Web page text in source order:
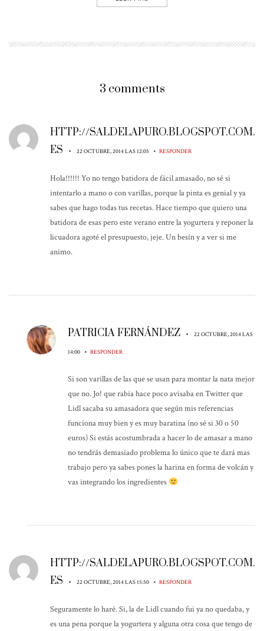
3 comments
HTTP://SALDELAPURO.BLOGSPOT.COM.
ES
• 22 OCTUBRE, 2014 LAS 12:05 • RESPONDER
Hola!!!!!! Yo no tengo batidora de fácil amasado, no sé si
intentarlo a mano o con varillas, porque la pinta es genial y ya
sabes que hago todas tus recetas. Hace tiempo que quiero una
batidora de esas pero este verano entre la yogurtera y reponer la
licuadora agoté el presupuesto, jeje. Un besín y a ver si me
animo.
PATRICIA FERNÁNDEZ • 22 OCTUBRE, 2014 LAS
14:00 • RESPONDER
Si son varillas de las que se usan para montar la nata mejor
que no. Jo! que rabia hace poco avisaba en Twitter que
Lidl sacaba su amasadora que según mis referencias
funciona muy bien y es muy baratina (no sé si 30 o 50
euros) Si estás acostumbrada a hacer lo de amasar a mano
no tendrás demasiado problema lo único que te dará mas
trabajo pero ya sabes pones la harina en forma de volcán y
vas integrando los ingredientes
HTTP://SALDELAPURO.BLOGSPOT.COM.
ES
• 22 OCTUBRE, 2014 LAS 15:50 • RESPONDER
Seguramente lo haré. Si, la de Lidl cuando fui ya no quedaba, y
es una pena porque la yogurtera y alguna otra cosa que tengo de